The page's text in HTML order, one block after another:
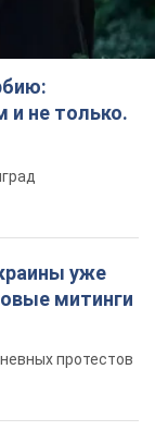
и не только.
уже
митинги
протестов